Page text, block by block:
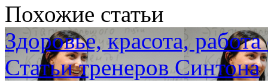
Похожие статьи
Здоровье, красота,
Статьи тренеров Синтона